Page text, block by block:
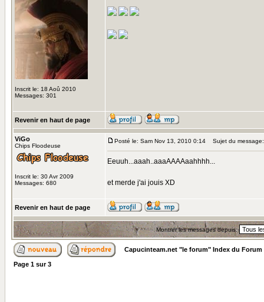
Inscrit le: 18 Aoû 2010
Messages: 301
Revenir en haut de page
ViGo
Chips Floodeuse
Inscrit le: 30 Avr 2009
Messages: 680
Posté le: Sam Nov 13, 2010 0:14 Sujet du message:
Eeuuh...aaah..aaaAAAAaahhhh...
et merde j'ai jouis XD
Revenir en haut de page
Montrer les messages depuis:
Capucinteam.net "le forum" Index du Forum
Page 1 sur3